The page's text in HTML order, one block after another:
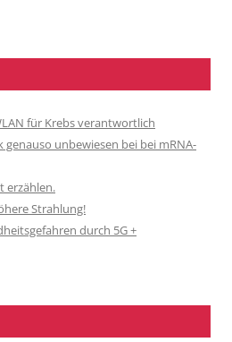
für Krebs verantwortlich
unbewiesen bei bei mRNA-
erzählen.
Strahlung!
durch 5G +